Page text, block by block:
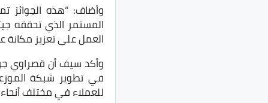
وأضاف: “هذه الجوائز
المستمر الذي تحققه
العمل على تعزيز مكانة
وأكد سيف أن قصراوي
في تطوير شبكة
للعملاء في مختلف